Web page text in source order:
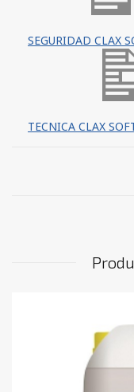
SEGURIDAD CLAX
TECNICA CLAX